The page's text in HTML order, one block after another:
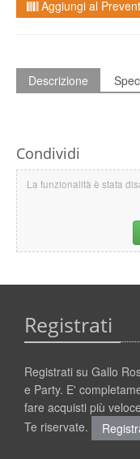
Aggiungi al
Descrizione
Condividi
La funzionalità è stata
Registrati
Registrati su Gallo
e Party. E'
fare acquisti più
Te riservate.